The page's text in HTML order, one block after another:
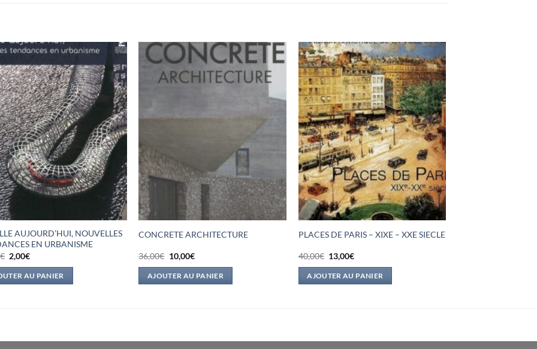
AUJOURD’HUI, NOUVELLES
EN URBANISME
€ Le
prix
initial
était :
2,00€Le
actuel
est :
AU PANIER
CONCRETE ARCHITECTURE
36,00€ Le
prix
initial
était :
10,00€Le
actuel
est :
AJOUTER AU PANIER
PLACES DE PARIS – XIXE – XXE SIECLE
40,00€ Le
prix
initial
était :
13,00€Le
actuel
est :
AJOUTER AU PANIER